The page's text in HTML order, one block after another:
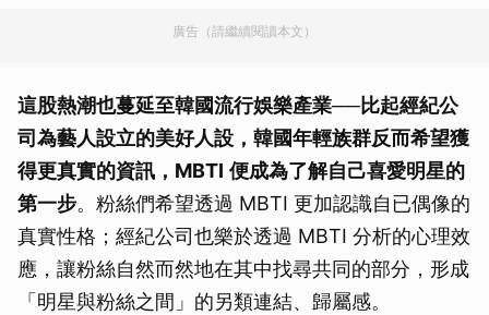
廣告（請繼續閱讀本文）
這股熱潮也蔓延至韓國流行娛樂產業──比起經紀公
司為藝人設立的美好人設，韓國年輕族群反而希望獲
得更真實的資訊， MBTI 便成為了解自己喜愛明星的
第一步。粉絲們希望透過 MBTI 更加認識自已偶像的
真實性格；經紀公司也樂於透過 MBTI 分析的心理效
應，讓粉絲自然而然地在其中找尋共同的部分，形成
「明星與粉絲之間」的另類連結、歸屬感。